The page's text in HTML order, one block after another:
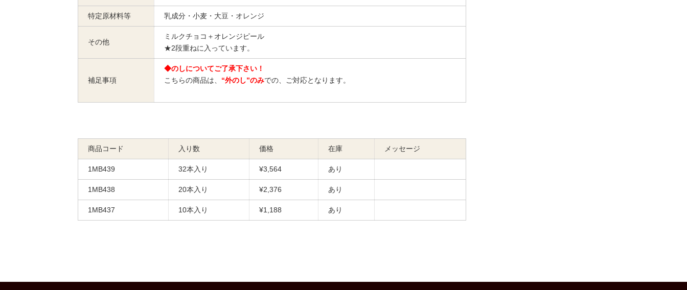
特定原材料等 乳成分・小麦・大豆・オレンジ
その他
ミルクチョコ＋オレンジピール
★2段重ねに入っています。
補足事項
◆のしについてご了承下さい！
こちらの商品は、 “外のし”のみでの、ご対応となります。
商品コード 入り数 価格 在庫 メッセージ
1MB439 32本入り ¥3,564 あり
1MB438 20本入り ¥2,376 あり
1MB437 10本入り ¥1,188 あり